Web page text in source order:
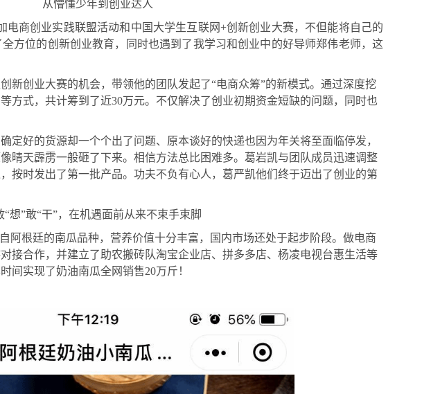
从懵懂少年到创业达人
电商创业实践联盟活动和中国大学生互联网+创新创业大赛，不但能将自己的
方位的创新创业教育，同时也遇到了我学习和创业中的好导师郑伟老师，这
新创业大赛的机会，带领他的团队发起了“电商众筹”的新模式。 通过深度挖
方式， 共计筹到了近30万元。不仅解决了创业初期资金短缺的问题，同时也
定好的货源却一个个出了问题、原本谈好的快递也因为年关将至面临停发，
晴天霹雳一般砸了下来。相信方法总比困难多。 葛岩凯与 团队成员迅速调整
按时发出了第一批产品。功夫不负有心人， 葛严凯他们终于迈出了创业的第
“想”敢“干”，在机遇面前从来不束手束脚
阿根廷的南瓜品种， 营养价值十分丰富， 国内市场还处于起步阶段。做电商
接合作，并建立了助农搬砖队淘宝企业店、拼多多店、杨凌电视台惠生活等
间实现了奶油南瓜全网销售20万斤！